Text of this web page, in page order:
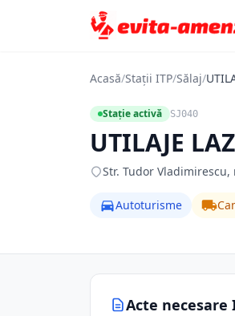
Acasă/Stații ITP/Sălaj/
Stație activă SJ040
UTILAJE
Str. Tudor
Autoturisme
Acte necesare